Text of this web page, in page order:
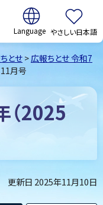
翻訳:
やさしい日本語
とせ >広報ちとせ 令和7
11月号
（2025
更新日 2025年11月10日